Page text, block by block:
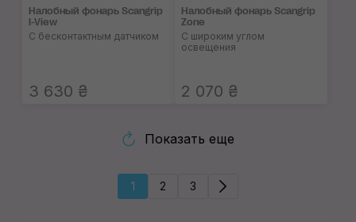
Налобный фонарь Scangrip
I-View
С бесконтактным датчиком
3 630 ₴
Налобный фонарь Scangrip
Zone
С широким углом
освещения
2 070 ₴
Показать еще
1 2 3